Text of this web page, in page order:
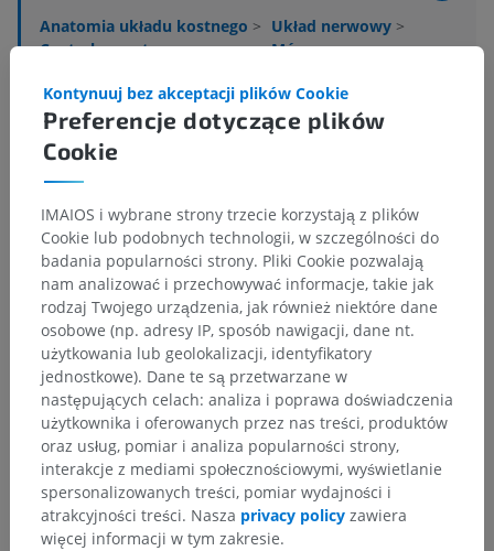
Anatomia układu kostnego > Układ nerwowy >
Centralny system nerwowy> Mózg>
Nakrywka śródmózgowia > Istota biała
Droga czerwienno-jądrowa
Powiązane struktury:
z tą częścią ciała
Tłumaczenia
Zauważyłeś błąd?
Zachęcamy do przesyłania sugestii poprawek,
tłumaczeń lub innych treści, które przełożą się na
lepszą jakość materiałów.
Zgłoś problem
Preferencje dotyczące plików
Cookie
Kontynuuj bez akceptacji plików Cookie
IMAIOS i wybrane strony trzecie korzystają z plików
Cookie lub podobnych technologii, w szczególności do
badania popularności strony. Pliki Cookie pozwalają
nam analizować i przechowywać informacje, takie jak
rodzaj Twojego urządzenia, jak również niektóre dane
osobowe (np. adresy IP, sposób nawigacji, dane nt.
użytkowania lub geolokalizacji, identyfikatory
jednostkowe). Dane te są przetwarzane w
następujących celach: analiza i poprawa doświadczenia
użytkownika i oferowanych przez nas treści, produktów
oraz usług, pomiar i analiza popularności strony,
interakcje z mediami społecznościowymi, wyświetlanie
spersonalizowanych treści, pomiar wydajności i
atrakcyjności treści. Nasza privacy policy zawiera
więcej informacji w tym zakresie.